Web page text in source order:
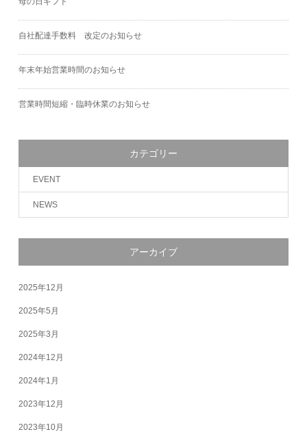
自社配達手数料 改定のお知らせ
年末年始営業時間のお知らせ
営業時間短縮・臨時休業のお知らせ
カテゴリー
EVENT
NEWS
アーカイブ
2025年12月
2025年5月
2025年3月
2024年12月
2024年1月
2023年12月
2023年10月